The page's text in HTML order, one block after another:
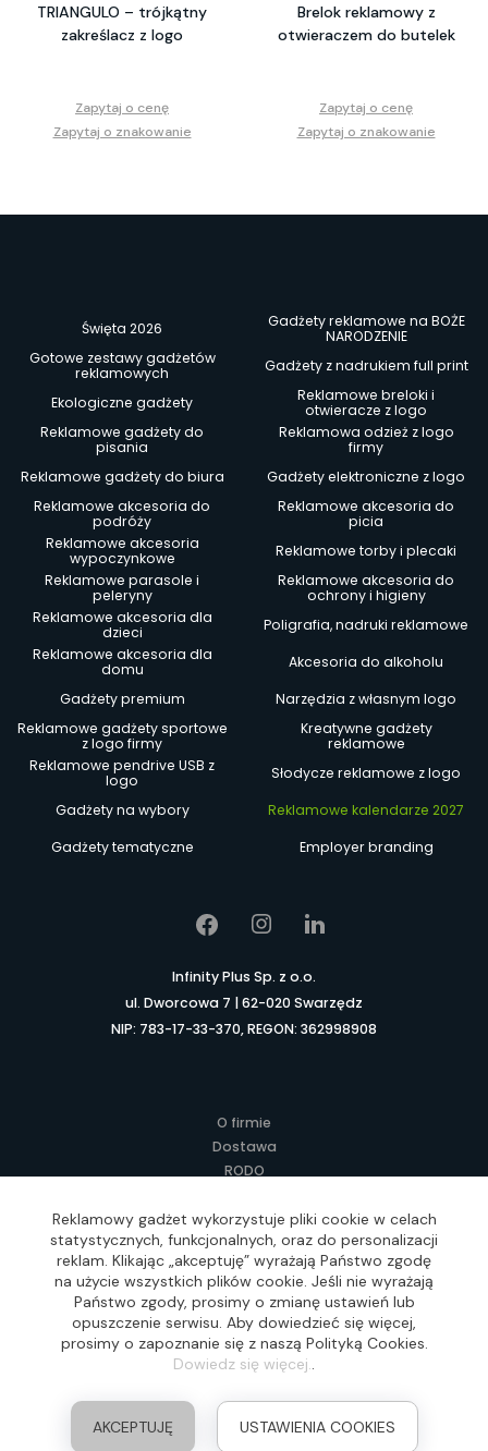
TRIANGULO – trójkątny
zakreślacz z logo
Zapytaj o cenę
Zapytaj o znakowanie
Brelok reklamowy z
otwieraczem do butelek
Zapytaj o cenę
Zapytaj o znakowanie
Święta 2026
Gadżety reklamowe na BOŻE
NARODZENIE
Gotowe zestawy gadżetów
reklamowych
Gadżety z nadrukiem full print
Ekologiczne gadżety
Reklamowe breloki i
otwieracze z logo
Reklamowe gadżety do
pisania
Reklamowa odzież z logo
firmy
Reklamowe gadżety do biura
Gadżety elektroniczne z logo
Reklamowe akcesoria do
podróży
Reklamowe akcesoria do
picia
Reklamowe akcesoria
wypoczynkowe
Reklamowe torby i plecaki
Reklamowe parasole i
peleryny
Reklamowe akcesoria do
ochrony i higieny
Reklamowe akcesoria dla
dzieci
Poligrafia, nadruki reklamowe
Reklamowe akcesoria dla
domu
Akcesoria do alkoholu
Gadżety premium
Narzędzia z własnym logo
Reklamowe gadżety sportowe
z logo firmy
Kreatywne gadżety
reklamowe
Reklamowe pendrive USB z
logo
Słodycze reklamowe z logo
Gadżety na wybory
Reklamowe kalendarze 2027
Gadżety tematyczne
Employer branding
Infinity Plus Sp. z o.o.
ul. Dworcowa 7 | 62-020 Swarzędz
NIP: 783-17-33-370, REGON: 362998908
O firmie
Dostawa
RODO
Regulamin
Lokalne Gadżety Reklamowe
Jak zamawiać?
Słownik pojęć
FAQ
Realizacja: Idea4Me.pl, Wszelkie prawa zastrzeżone
Reklamowy gadżet wykorzystuje pliki cookie w celach
statystycznych, funkcjonalnych, oraz do personalizacji
reklam. Klikając „akceptuję” wyrażają Państwo zgodę
na użycie wszystkich plików cookie. Jeśli nie wyrażają
Państwo zgody, prosimy o zmianę ustawień lub
opuszczenie serwisu. Aby dowiedzieć się więcej,
prosimy o zapoznanie się z naszą Polityką Cookies.
Dowiedz się więcej..
AKCEPTUJĘ USTAWIENIA COOKIES